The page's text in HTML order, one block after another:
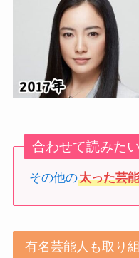
合わせて読みたい
その他の太った芸
有名芸能人も取り